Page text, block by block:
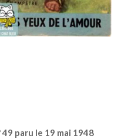
paru le 19 mai 1948